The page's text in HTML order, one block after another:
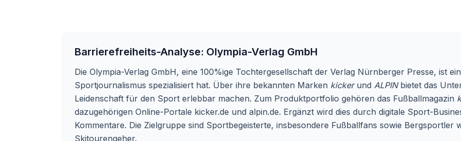
Barrierefreiheits-Analyse: Olympia-Verlag GmbH
Die Olympia-Verlag GmbH, eine 100%ige Tochtergesellschaft der Verlag Nürnberger Presse, ist
Sportjournalismus spezialisiert hat. Über ihre bekannten Marken kickerund ALPINbietet das
Leidenschaft für den Sport erlebbar machen. Zum Produktportfolio gehören das Fußballmagazin
dazugehörigen Online-Portale kicker.de und alpin.de. Ergänzt wird dies durch digitale Sport-
Kommentare. Die Zielgruppe sind Sportbegeisterte, insbesondere Fußballfans sowie Bergsportler
Skitourengeher.